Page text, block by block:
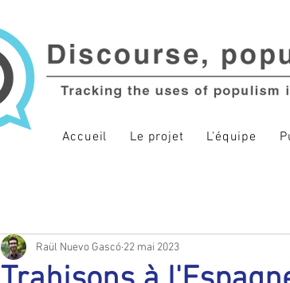
Accueil Le projet L'équipe
Raül Nuevo Gascó 22 mai 2023